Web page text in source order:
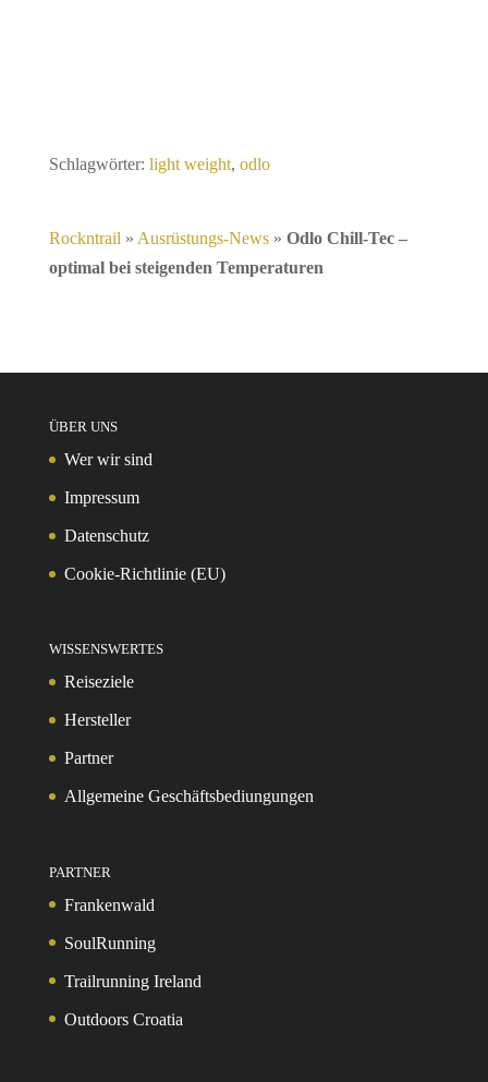
Schlagwörter: light weight, odlo
Rockntrail » Ausrüstungs-News» Odlo Chill-Tec –
optimal bei steigenden Temperaturen
ÜBER UNS
Wer wir sind
Impressum
Datenschutz
Cookie-Richtlinie (EU)
WISSENSWERTES
Reiseziele
Hersteller
Partner
Allgemeine Geschäftsbediungungen
PARTNER
Frankenwald
SoulRunning
Trailrunning Ireland
Outdoors Croatia